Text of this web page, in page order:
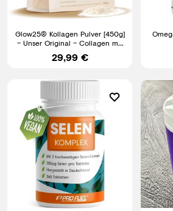
Glow25® Kollagen Pulver [450g]
– Unser Original – Collagen mit
Vitamin C
29,99 €